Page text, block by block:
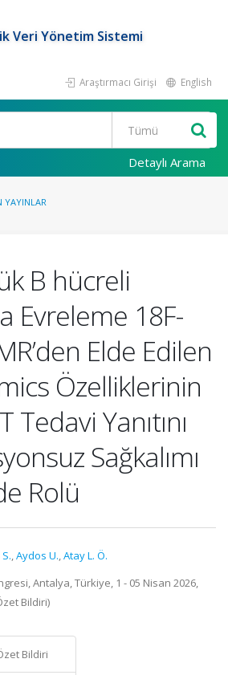
Veri Yönetim Sistemi
Araştırmacı Girişi English
Detaylı Arama
YAYINLAR
B hücreli
Evreleme 18F-
Elde Edilen
Özelliklerinin
Tedavi Yanıtını
Sağkalımı
Rolü
,Aydos U.,Atay L. Ö.
Antalya, Türkiye, 1 - 05 Nisan 2026,
Bildiri)
Bildiri